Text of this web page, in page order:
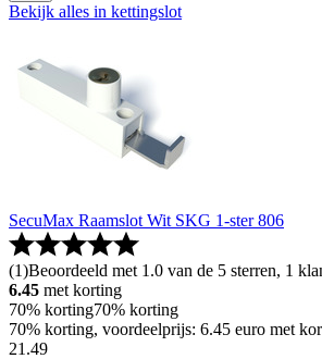
Bekijk alles in kettingslot
SecuMax Raamslot Wit SKG 1-ster 806
(1)Beoordeeld met 1.0 van de 5 sterren, 1
6.45 met korting
70% korting70% korting
70% korting, voordeelprijs: 6.45 euro met
21 .49